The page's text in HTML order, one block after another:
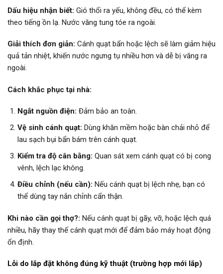
Dấu hiệu nhận biết: Gió thổi ra yếu, không đều, có thể kèm
theo tiếng ồn lạ. Nước văng tung tóe ra ngoài.
Giải thích đơn giản: Cánh quạt bẩn hoặc lệch sẽ làm giảm hiệu
quả tản nhiệt, khiến nước ngưng tụ nhiều hơn và dễ bị văng ra
ngoài.
Cách khắc phục tại nhà:
Ngắt nguồn điện: Đảm bảo an toàn.
Vệ sinh cánh quạt: Dùng khăn mềm hoặc bàn chải nhỏ để
lau sạch bụi bẩn bám trên cánh quạt.
Kiểm tra độ cân bằng: Quan sát xem cánh quạt có bị cong
vênh, lệch lạc không.
Điều chỉnh (nếu cần): Nếu cánh quạt bị lệch nhẹ, bạn có
thể dùng tay nắn chỉnh cẩn thận.
Khi nào cần gọi thợ?: Nếu cánh quạt bị gãy, vỡ, hoặc lệch quá
nhiều, hãy thay thế cánh quạt mới để đảm bảo máy hoạt động
ổn định.
Lỗi do lắp đặt không đúng kỹ thuật (trường hợp mới lắp)